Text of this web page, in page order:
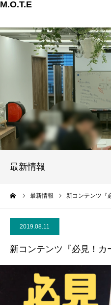
M.O.T.E
最新情報
最新情報 新コンテンツ『
2019.08.11
新コンテンツ『必見！カ
ホーム
有料会員登録
メンバーログイン
会員専用ページ